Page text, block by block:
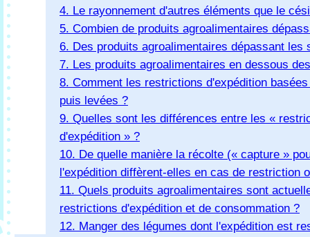
4. Le rayonnement d'autres éléments que le
5. Combien de produits agroalimentaires
6. Des produits agroalimentaires dépassant
7. Les produits agroalimentaires en dessous
8. Comment les restrictions d'expédition
puis levées ?
9. Quelles sont les différences entre les «
d'expédition » ?
10. De quelle manière la récolte (« capture »
l'expédition diffèrent-elles en cas de restriction
11. Quels produits agroalimentaires sont
restrictions d'expédition et de consommation ?
12. Manger des légumes dont l'expédition est